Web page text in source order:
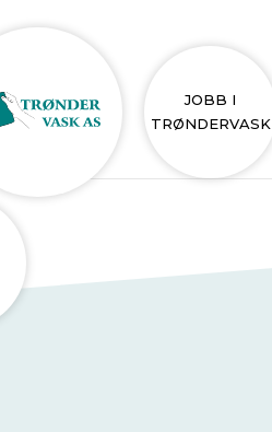
JOBB I
TRØNDERVASK